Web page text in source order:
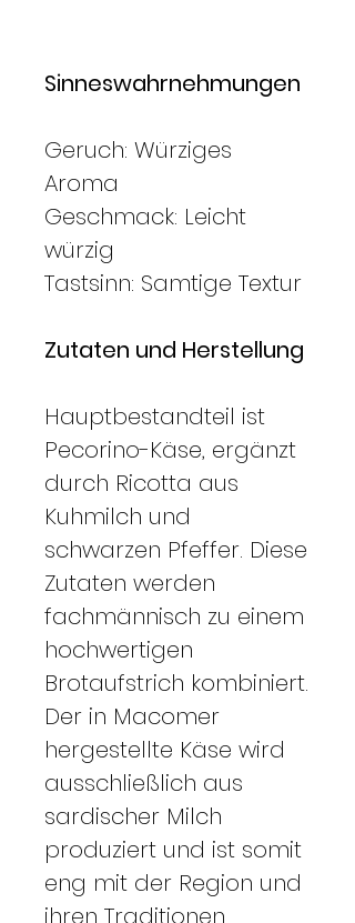
Sinneswahrnehmungen
Geruch: Würziges
Aroma
Geschmack: Leicht
würzig
Tastsinn: Samtige Textur
Zutaten und Herstellung
Hauptbestandteil ist
Pecorino-Käse, ergänzt
durch Ricotta aus
Kuhmilch und
schwarzen Pfeffer. Diese
Zutaten werden
fachmännisch zu einem
hochwertigen
Brotaufstrich kombiniert.
Der in Macomer
hergestellte Käse wird
ausschließlich aus
sardischer Milch
produziert und ist somit
eng mit der Region und
ihren Traditionen